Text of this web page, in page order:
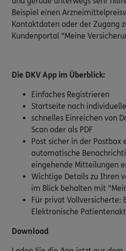
Beispiel einen
Kontaktdaten oder der Zugang
Kundenportal "Meine
Die DKV App im Überblick:
Einfaches Registrieren
Startseite nach
schnelles Einreichen von
Scan oder als PDF
Post sicher in der Postbox
automatische
eingehende Mitteilungen
Wichtige Details zu Ihren
im Blick behalten mit
Für privat Vollversicherte:
Elektronische
Download